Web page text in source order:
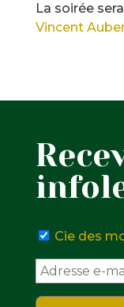
La soirée
Vincent
Cie des